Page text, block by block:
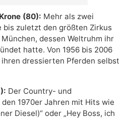
(80): Mehr als zwei
zuletzt den größten Zirkus
dessen Weltruhm ihr
hatte. Von 1956 bis 2006
dressierten Pferden selbst
Der Country- und
1970er Jahren mit Hits wie
Diesel)“ oder „Hey Boss, ich